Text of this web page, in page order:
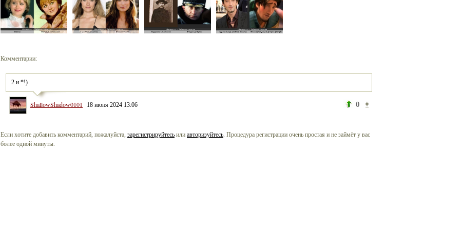
Комментарии:
2 и *!)
ShallowShadow0101 18 июня 2024 13:06 0 #
Если хотите добавить комментарий, пожалуйста, зарегистрируйтесь или авторизуйтесь . Процедура регистрации очень простая и не займёт у вас
более одной минуты.